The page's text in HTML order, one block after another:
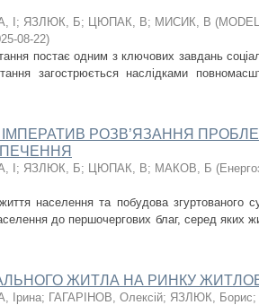
І ; ЯЗЛЮК, Б; ЦЮПАК, В; МИСИК, В (
08-22)
постає одним з ключових завдань
загострюється наслідками
ІМПЕРАТИВ РОЗВ’ЯЗАННЯ
І ; ЯЗЛЮК, Б; ЦЮПАК, В; МАКОВ, Б (
населення та побудова згуртованого
до першочергових благ, серед яких
ЖИТЛА НА РИНКУ
Ірина; ГАГАРІНОВ, Олексій; ЯЗЛЮК, Борис;